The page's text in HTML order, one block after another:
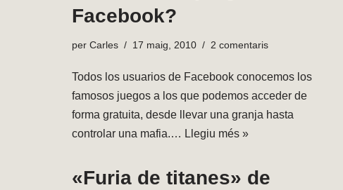
Facebook?
per Carles 17 maig, 2010 2 comentaris
Todos los usuarios de Facebook conocemos los
famosos juegos a los que podemos acceder de
forma gratuita, desde llevar una granja hasta
controlar una mafia.… Llegiu més »
«Furia de titanes» de